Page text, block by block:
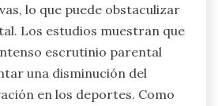
lo que puede obstaculizar
Los estudios muestran que
escrutinio parental
una disminución del
en los deportes. Como